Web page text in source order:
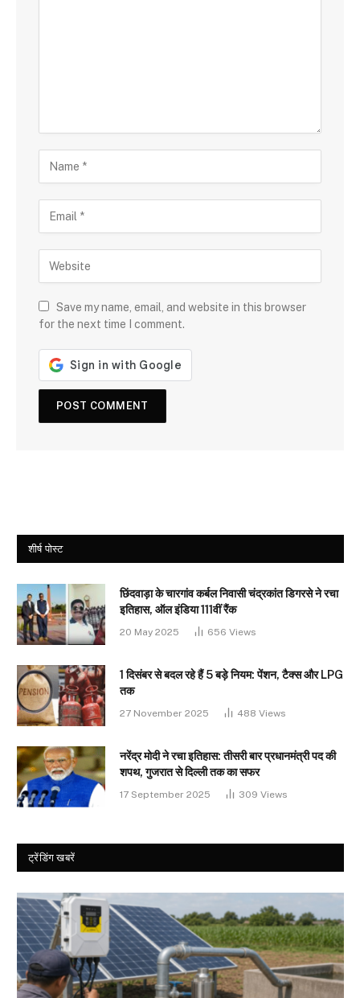
Save my name, email, and website in this browser
for the next time I comment.
शीर्ष पोस्ट
छिंदवाड़ा के चारगांव कर्बल निवासी चंद्रकांत डिगरसे ने रचा
इतिहास, ऑल इंडिया 111वीं रैंक
20 May 2025 656 Views
1 दिसंबर से बदल रहे हैं 5 बड़े नियम: पेंशन, टैक्स और LPG
तक
27 November 2025 488 Views
नरेंद्र मोदी ने रचा इतिहास: तीसरी बार प्रधानमंत्री पद की
शपथ, गुजरात से दिल्ली तक का सफर
17 September 2025 309 Views
ट्रेंडिंग खबरें